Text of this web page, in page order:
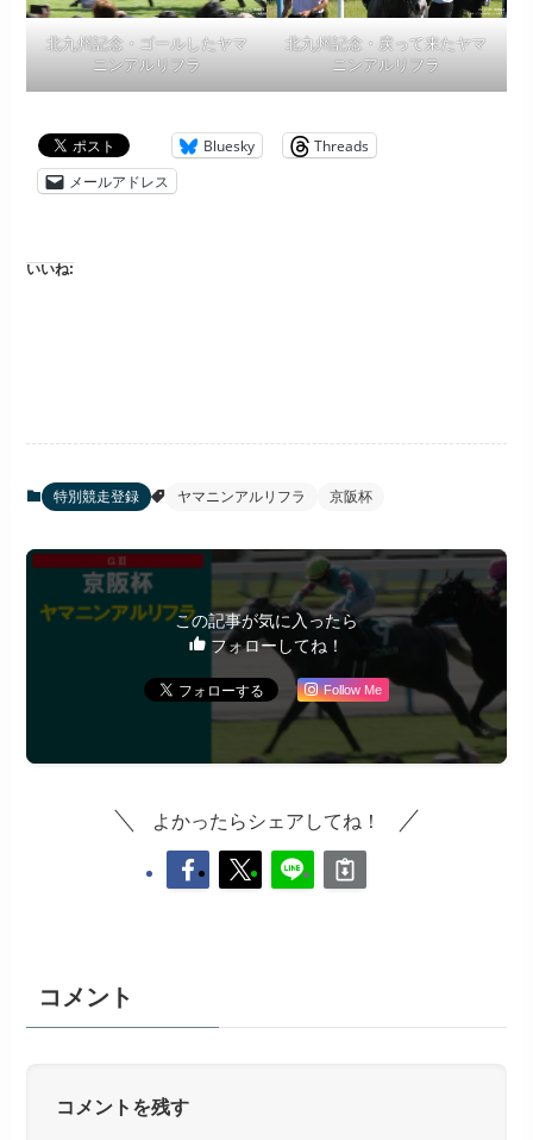
北九州記念・ゴールしたヤマ
ニンアルリフラ
北九州記念・戻って来たヤマ
ニンアルリフラ
Bluesky
Threads
メールアドレス
いいね:
特別競走登録 ヤマニンアルリフラ 京阪杯
この記事が気に入ったら
フォローしてね！
Follow Me
よかったらシェアしてね！
コメント
コメントを残す